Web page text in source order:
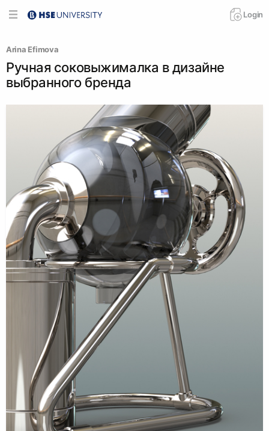
Login
Arina Efimova
Ручная соковыжималка в дизайне
выбранного бренда